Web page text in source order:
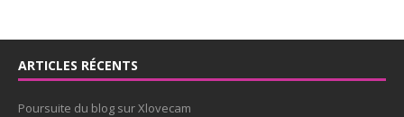
ARTICLES RÉCENTS
Poursuite du blog sur Xlovecam